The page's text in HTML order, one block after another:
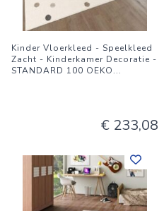
Kinder Vloerkleed - Speelkleed
Zacht - Kinderkamer Decoratie -
STANDARD 100 OEKO...
€ 233,08